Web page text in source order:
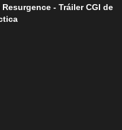
- Tráiler CGI de